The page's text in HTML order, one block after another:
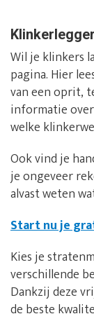
Wil je klinkers
pagina. Hier
van een oprit,
informatie
welke
Ook vind je
je ongeveer
alvast weten
Start nu je
Kies je
verschillende
Dankzij deze
de beste